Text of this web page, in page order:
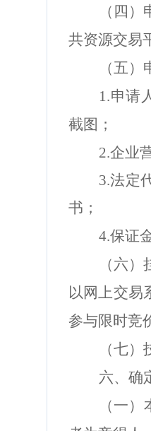
（四
共资源交易
（五
1.申请
截图；
2.企业
3.法定
书 ；
4.保证
（六
以网上交易
参与限时竞
（七
六、确
（一）